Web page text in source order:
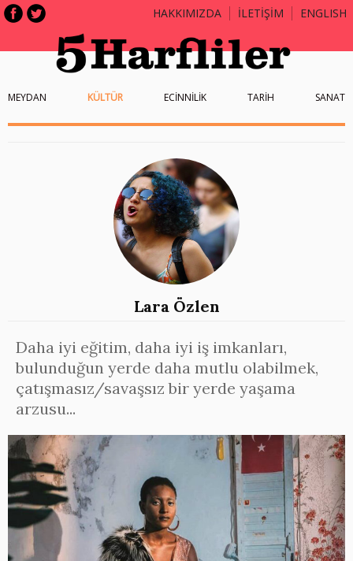
HAKKIMIZDA İLETİŞİM ENGLISH
MEYDAN KÜLTÜR ECİNNİLİK TARİH SANAT
Lara Özlen
Daha iyi eğitim, daha iyi iş imkanları,
bulunduğun yerde daha mutlu olabilmek,
çatışmasız/savaşsız bir yerde yaşama
arzusu...